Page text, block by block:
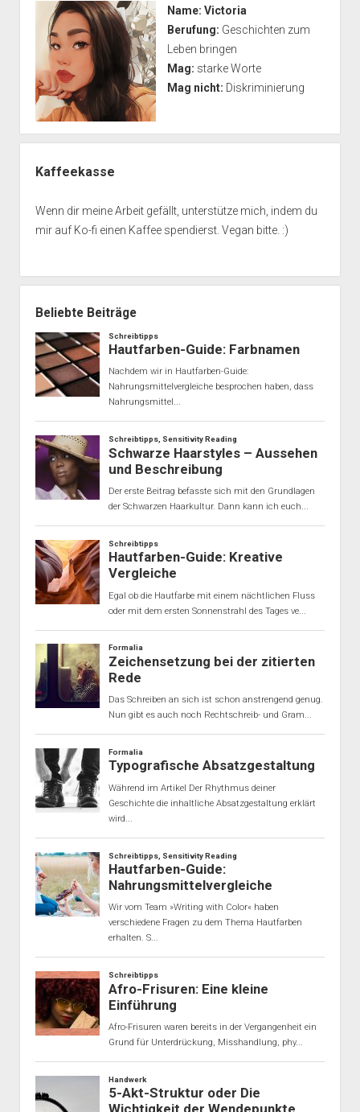
Name: Victoria
Berufung: Geschichten zum
Leben bringen
Mag: starke Worte
Mag nicht: Diskriminierung
Kaffeekasse
Wenn dir meine Arbeit gefällt, unterstütze mich, indem du
mir auf Ko-fi einen Kaffee spendierst. Vegan bitte. :)
Beliebte Beiträge